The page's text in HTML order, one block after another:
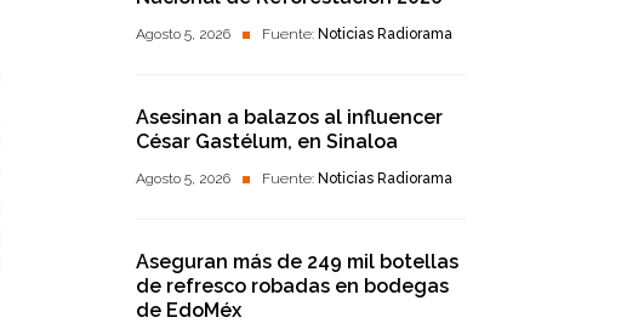
Agosto 5, 2026 Fuente: Noticias Radiorama
Asesinan a balazos al influencer
César Gastélum, en Sinaloa
Agosto 5, 2026 Fuente: Noticias Radiorama
Aseguran más de 249 mil botellas
de refresco robadas en bodegas
de EdoMéx